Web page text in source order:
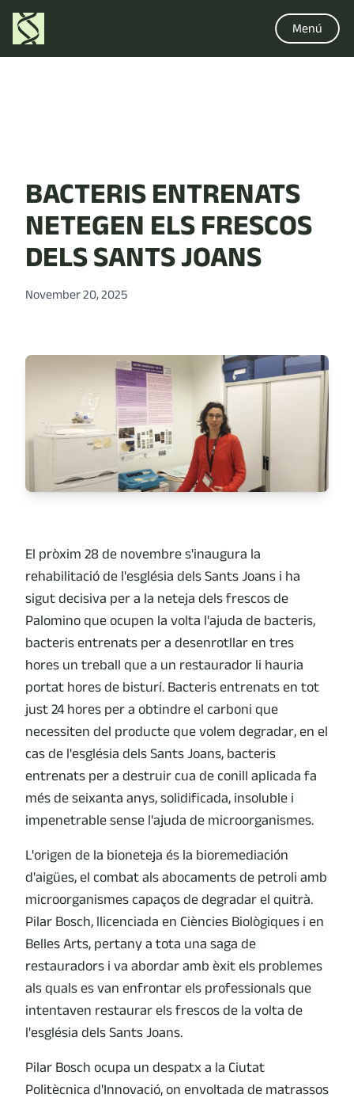
Menú
BACTERIS ENTRENATS
NETEGEN ELS FRESCOS
DELS SANTS JOANS
November 20, 2025
El pròxim 28 de novembre s'inaugura la
rehabilitació de l'església dels Sants Joans i ha
sigut decisiva per a la neteja dels frescos de
Palomino que ocupen la volta l'ajuda de bacteris,
bacteris entrenats per a desenrotllar en tres
hores un treball que a un restaurador li hauria
portat hores de bisturí. Bacteris entrenats en tot
just 24 hores per a obtindre el carboni que
necessiten del producte que volem degradar, en el
cas de l'església dels Sants Joans, bacteris
entrenats per a destruir cua de conill aplicada fa
més de seixanta anys, solidificada, insoluble i
impenetrable sense l'ajuda de microorganismes.
L'origen de la bioneteja és la bioremediación
d'aigües, el combat als abocaments de petroli amb
microorganismes capaços de degradar el quitrà.
Pilar Bosch, llicenciada en Ciències Biològiques i en
Belles Arts, pertany a tota una saga de
restauradors i va abordar amb èxit els problemes
als quals es van enfrontar els professionals que
intentaven restaurar els frescos de la volta de
l'església dels Sants Joans.
Pilar Bosch ocupa un despatx a la Ciutat
Politècnica d'Innovació, on envoltada de matrassos